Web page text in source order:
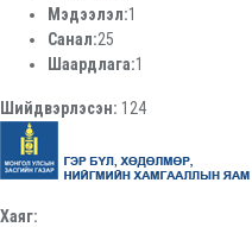
Мэдээлэл:1
Санал:25
Шаардлага:1
Шийдвэрлэсэн: 124
Хаяг: